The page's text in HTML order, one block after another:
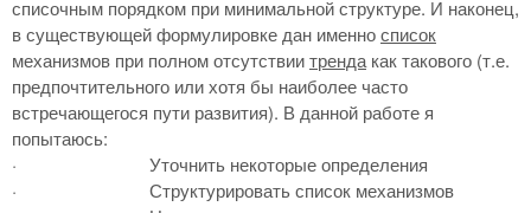
списочным порядком при минимальной структуре. И наконец,
в существующей формулировке дан именносписок
механизмов при полном отсутствиитренда как такового (т.е.
предпочтительного или хотя бы наиболее часто
встречающегося пути развития). В данной работе я
попытаюсь:
·
Уточнить некоторые определения
·
Структурировать список механизмов